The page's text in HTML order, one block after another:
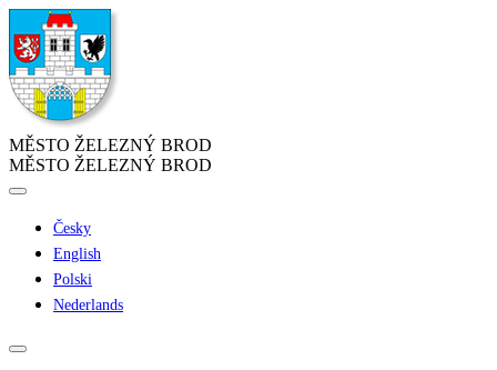
MĚSTO ŽELEZNÝ BROD
MĚSTO ŽELEZNÝ BROD
Česky
English
Polski
Nederlands